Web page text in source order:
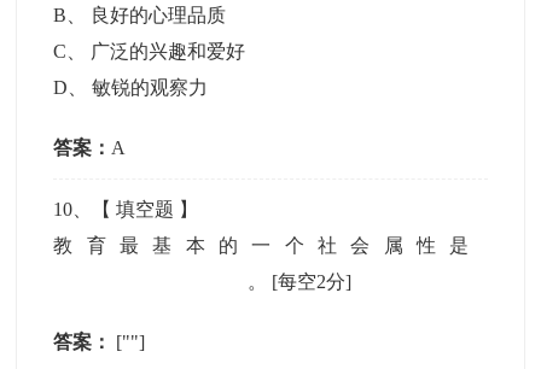
B
良好的心理品质
C
广泛的兴趣和爱好
D 、敏锐的观察力
答案： A
10 、【填空题 】
教育最基本的一个社会属性是
。 [每空2分]
答案： [""]